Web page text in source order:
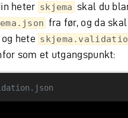
heter skjema skal du
fra før, og da
hete
som et utgangspunkt: